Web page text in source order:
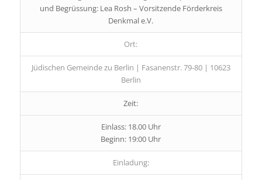
und Begrüssung: Lea Rosh – Vorsitzende Förderkreis
Denkmal e.V.
Ort:
Jüdischen Gemeinde zu Berlin | Fasanenstr. 79-80 | 10623
Berlin
Zeit:
Einlass: 18.00 Uhr
Beginn: 19:00 Uhr
Einladung: